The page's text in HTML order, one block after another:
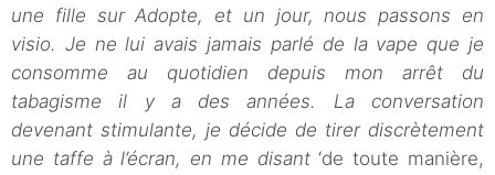
une fille sur Adopte, et un jour, nous passons en
visio. Je ne lui avais jamais parlé de la vape que je
consomme au quotidien depuis mon arrêt du
tabagisme il y a des années. La conversation
devenant stimulante, je décide de tirer discrètement
une taffe à l’écran, en me disant‘de toute manière,